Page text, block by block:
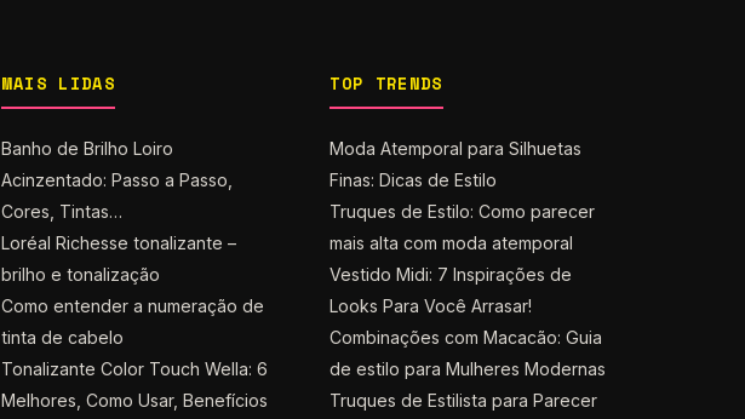
MAIS LIDAS
Banho de Brilho Loiro
Acinzentado: Passo a Passo,
Cores, Tintas…
Loréal Richesse tonalizante –
brilho e tonalização
Como entender a numeração de
tinta de cabelo
Tonalizante Color Touch Wella: 6
Melhores, Como Usar, Benefícios
TOP TRENDS
Moda Atemporal para Silhuetas
Finas: Dicas de Estilo
Truques de Estilo: Como parecer
mais alta com moda atemporal
Vestido Midi: 7 Inspirações de
Looks Para Você Arrasar!
Combinações com Macacão: Guia
de estilo para Mulheres Modernas
Truques de Estilista para Parecer